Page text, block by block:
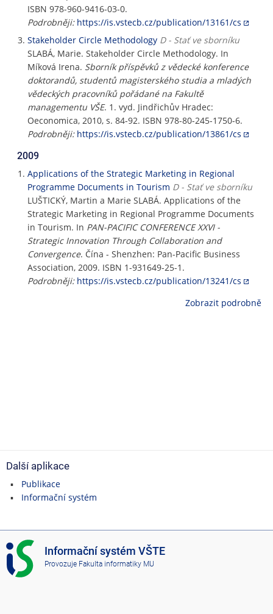
ISBN 978-960-9416-03-0.
Podrobněji: https://is.vstecb.cz/publication/13161/cs
Stakeholder Circle Methodology D - Stať ve sborníku
SLABÁ, Marie. Stakeholder Circle Methodology. In
Míková Irena. Sborník příspěvků z vědecké konference
doktorandů, studentů magisterského studia a mladých
vědeckých pracovníků pořádané na Fakultě
managementu VŠE. 1. vyd. Jindřichův Hradec:
Oeconomica, 2010, s. 84-92. ISBN 978-80-245-1750-6.
Podrobněji: https://is.vstecb.cz/publication/13861/cs
2009
Applications of the Strategic Marketing in Regional
Programme Documents in Tourism D - Stať ve sborníku
LUŠTICKÝ, Martin a Marie SLABÁ. Applications of the
Strategic Marketing in Regional Programme Documents
in Tourism. In PAN-PACIFIC CONFERENCE XXVI -
Strategic Innovation Through Collaboration and
Convergence. Čína - Shenzhen: Pan-Pacific Business
Association, 2009. ISBN 1-931649-25-1.
Podrobněji: https://is.vstecb.cz/publication/13241/cs
Zobrazit podrobně
Další aplikace
Publikace
Informační systém
I
S
V
Informační systém VŠTE
Provozuje Fakulta informatiky MU